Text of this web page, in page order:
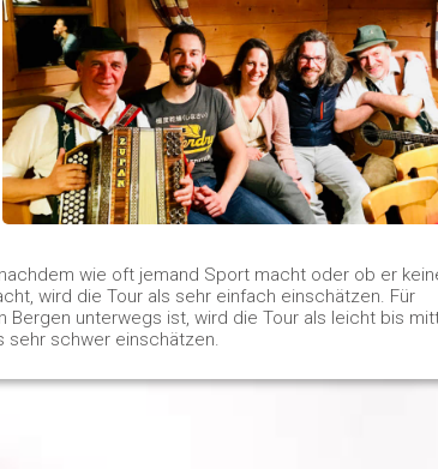
wie oft jemand Sport macht oder ob er
wird die Tour als sehr einfach einschätzen. Für
unterwegs ist, wird die Tour als leicht bis
sehr schwer einschätzen.